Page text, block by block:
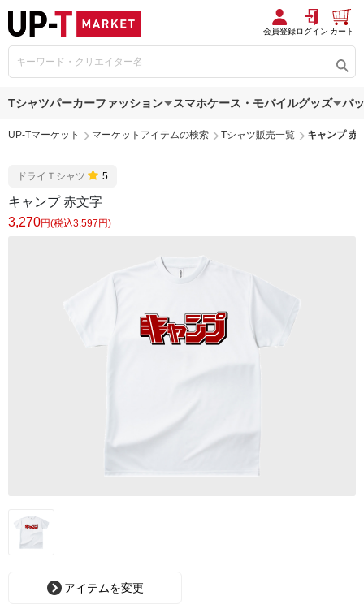
会員登録ログイン カート
Tシャツパーカーファッション スマホケース・モバイルグッズ バ
UP-Tマーケット マーケットアイテムの検索 Tシャツ販売一覧 キャンプ 赤
ドライＴシャツ 5
キャンプ 赤文字
3,270円(税込3,597円)
アイテムを変更